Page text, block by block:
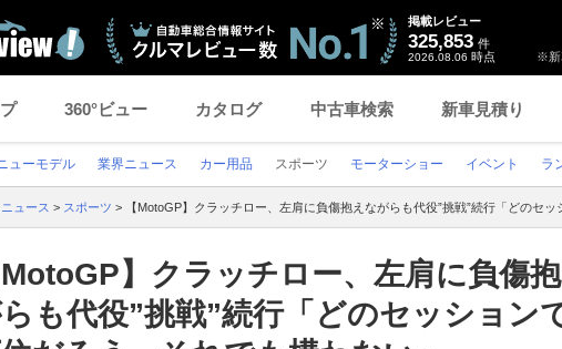
※新
掲載レビュー
325,853 件
2026.08.06 時点
360°ビュー カタログ 中古車検索 新車見積り
ューモデル 業界ニュース カー用品 スポーツ モーターショー イベント ラ
ニュース > スポーツ > 【MotoGP】クラッチロー、左肩に負傷抱えながらも代役”挑戦”続行「どのセ
MotoGP】クラッチロー、左肩に負傷
も代役”挑戦”続行「どのセッション